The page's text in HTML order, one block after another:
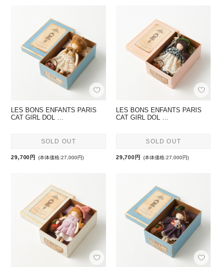
LES BONS ENFANTS PARIS
CAT GIRL DOL …
SOLD OUT
29,700円 (本体価格:27,000円)
LES BONS ENFANTS PARIS
CAT GIRL DOL …
SOLD OUT
29,700円 (本体価格:27,000円)